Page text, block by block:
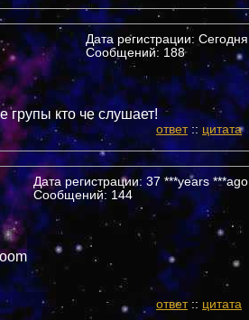
Дата регистрации: Сегодня
Сообщений: 188
кто че слушает!
ответ:: цитата
Дата регистрации: 37 ***years ***ago
Сообщений: 144
ответ:: цитата